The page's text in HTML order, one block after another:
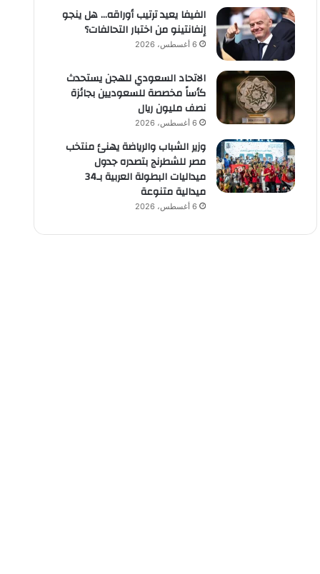
الفيفا يعيد ترتيب أوراقه… هل ينجو
إنفانتينو من اختبار التحالفات؟
6 أغسطس، 2026
الاتحاد السعودي للهجن يستحدث
كأساً مخصصة للسعوديين بجائزة
نصف مليون ريال
6 أغسطس، 2026
وزير الشباب والرياضة يهنئ منتخب
مصر للشطرنج بتصدره جدول
ميداليات البطولة العربية بـ34
ميدالية متنوعة
6 أغسطس، 2026